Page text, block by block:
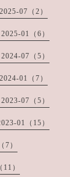
2025-07（2）
2025-01（6）
2024-07（5）
2024-01（7）
2023-07（5）
01（15）
7）
）